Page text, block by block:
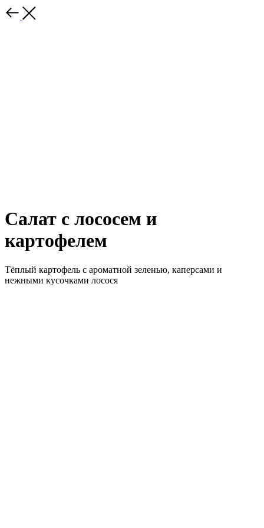
Салат с лососем и
картофелем
Тёплый картофель с ароматной зеленью, каперсами и
нежными кусочками лосося